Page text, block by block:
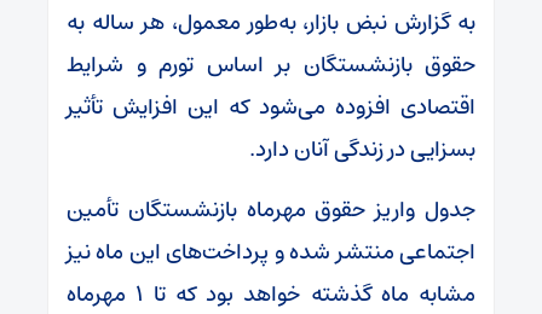
به گزارش نبض بازار، به‌طور معمول، هر ساله به
حقوق بازنشستگان بر اساس تورم و شرایط
اقتصادی افزوده می‌شود که این افزایش تأثیر
بسزایی در زندگی آنان دارد.
جدول واریز حقوق مهرماه بازنشستگان تأمین
اجتماعی منتشر شده و پرداخت‌های این ماه نیز
مشابه ماه گذشته خواهد بود که تا ۱ مهرماه